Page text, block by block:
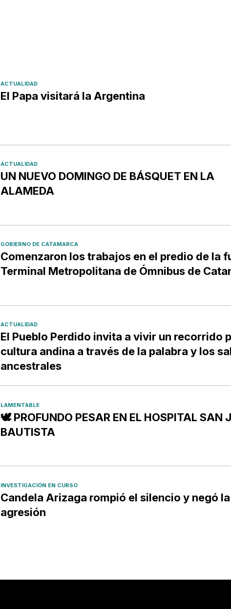
ACTUALIDAD
El Papa visitará la Argentina
ACTUALIDAD
UN NUEVO DOMINGO DE BÁSQUET EN LA
ALAMEDA
GOBIERNO DE CATAMARCA
Comenzaron los trabajos en el predio de la
Terminal Metropolitana de Ómnibus de
ACTUALIDAD
El Pueblo Perdido invita a vivir un recorrido
cultura andina a través de la palabra y los
ancestrales
LAMENTABLE
🕊️ PROFUNDO PESAR EN EL HOSPITAL SAN
BAUTISTA
INVESTIGACIÓN EN CURSO
Candela Arizaga rompió el silencio y negó la
agresión